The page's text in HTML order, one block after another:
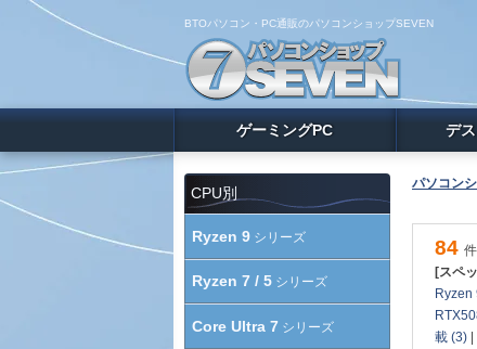
BTOパソコン・PC通販のパソコンショップSEVEN
ゲーミングPC デ
パソコン
84 件
[スペ
Ryzen
載 (3) |
CPU別
Ryzen 9 シリーズ
Ryzen 7 / 5 シリーズ
Core Ultra 7 シリーズ